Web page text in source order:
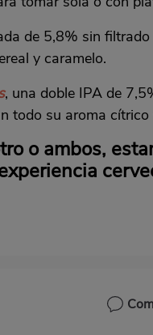
de 5,8% sin
y caramelo.
, una doble IPA de
todo su aroma
o ambos,